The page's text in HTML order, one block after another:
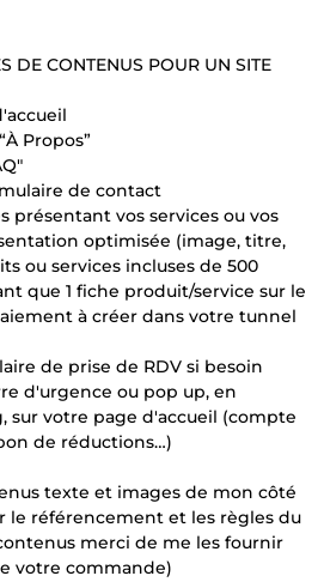
DE CONTENUS POUR UN SITE
Propos”
de contact
présentant vos services ou vos
optimisée (image, titre,
ou services incluses de 500
que 1 fiche produit/service sur le
à créer dans votre tunnel
de prise de RDV si besoin
d'urgence ou pop up, en
votre page d'accueil (compte
de réductions…)
texte et images de mon côté
le référencement et les règles du
merci de me les fournir
votre commande)